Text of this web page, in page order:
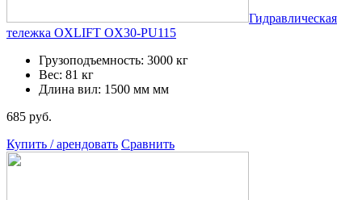
Гидравлическая
тележка OXLIFT OX30-PU115
Грузоподъемность: 3000 кг
Вес: 81 кг
Длина вил: 1500 мм мм
685 руб.
Купить / арендовать Сравнить